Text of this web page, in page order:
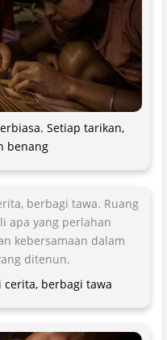
Setiap tarikan,
benang
berbagi tawa